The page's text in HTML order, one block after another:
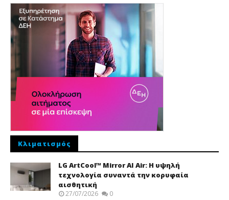
Κλιματισμός
LG ArtCool™ Mirror AI Air: Η υψηλή
τεχνολογία συναντά την κορυφαία
αισθητική
27/07/2026 0